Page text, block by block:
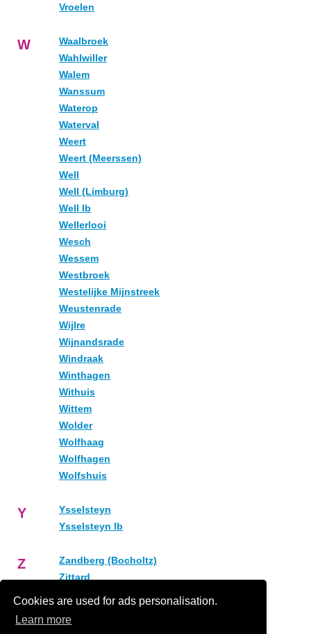
Cookies are used for ads personalisation.
Learn more
Vroelen
W
Waalbroek
Wahlwiller
Walem
Wanssum
Waterop
Waterval
Weert
Weert (Meerssen)
Well
Well (Limburg)
Well lb
Wellerlooi
Wesch
Wessem
Westbroek
Westelijke Mijnstreek
Weustenrade
Wijlre
Wijnandsrade
Windraak
Winthagen
Withuis
Wittem
Wolder
Wolfhaag
Wolfhagen
Wolfshuis
Y
Ysselsteyn
Ysselsteyn lb
Z
Zandberg (Bocholtz)
Zittard
Zuid-Limburg